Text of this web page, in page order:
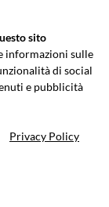
20843 | ITALY
sito
informazioni sulle
di social
e pubblicità
Privacy Policy